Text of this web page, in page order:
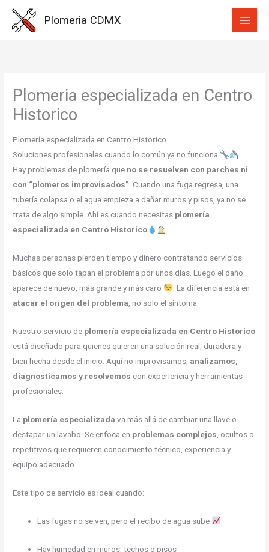
Plomeria CDMX
Plomeria especializada en Centro
Historico
Plomería especializada en Centro Historico
Soluciones profesionales cuando lo común ya no funciona
Hay problemas de plomería que no se resuelven con parches ni
con “plomeros improvisados”. Cuando una fuga regresa, una
tubería colapsa o el agua empieza a dañar muros y pisos, ya no se
trata de algo simple. Ahí es cuando necesitas plomería
especializada en Centro Historico
.
Muchas personas pierden tiempo y dinero contratando servicios
básicos que solo tapan el problema por unos días. Luego el daño
aparece de nuevo, más grande y más caro
. La diferencia está en
atacar el origen del problema , no solo el síntoma.
Nuestro servicio de plomería especializada en Centro Historico
está diseñado para quienes quieren una solución real, duradera y
bien hecha desde el inicio. Aquí no improvisamos, analizamos,
diagnosticamos y resolvemos con experiencia y herramientas
profesionales.
La plomería especializada va más allá de cambiar una llave o
destapar un lavabo. Se enfoca en problemas complejos , ocultos o
repetitivos que requieren conocimiento técnico, experiencia y
equipo adecuado.
Este tipo de servicio es ideal cuando:
Las fugas no se ven, pero el recibo de agua sube
Hay humedad en muros, techos o pisos